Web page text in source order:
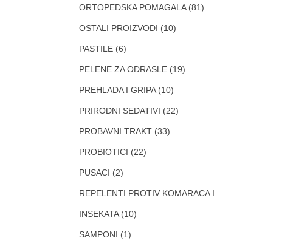
ORTOPEDSKA POMAGALA (81)
OSTALI PROIZVODI (10)
PASTILE (6)
PELENE ZA ODRASLE (19)
PREHLADA I GRIPA (10)
PRIRODNI SEDATIVI (22)
PROBAVNI TRAKT (33)
PROBIOTICI (22)
PUSACI (2)
REPELENTI PROTIV KOMARACA I
INSEKATA (10)
SAMPONI (1)